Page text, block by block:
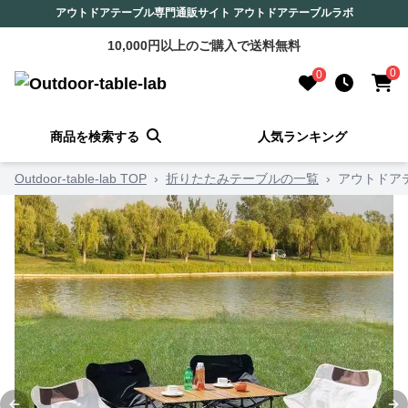
アウトドアテーブル専門通販サイト アウトドアテーブルラボ
10,000円以上のご購入で送料無料
0 0
商品を検索する 人気ランキング
Outdoor-table-lab TOP › 折りたたみテーブルの一覧 › アウトドア